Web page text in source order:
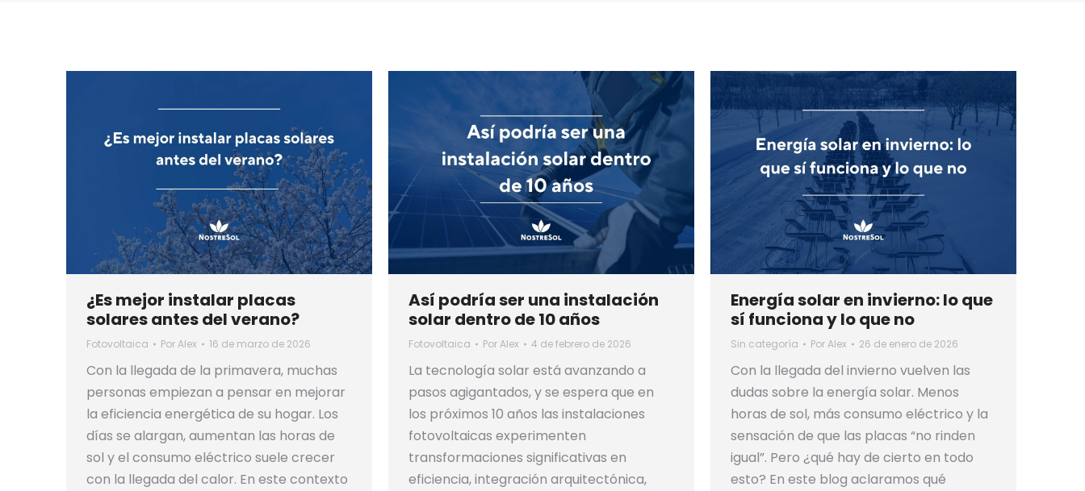
¿Es mejor instalar placas
solares antes del verano?
Fotovoltaica PorAlex 16 de marzo de 2026
Con la llegada de la primavera, muchas
personas empiezan a pensar en mejorar
la eficiencia energética de su hogar. Los
días se alargan, aumentan las horas de
sol y el consumo eléctrico suele crecer
con la llegada del calor. En este contexto
Así podría ser una instalación
solar dentro de 10 años
Fotovoltaica PorAlex 4 de febrero de 2026
La tecnología solar está avanzando a
pasos agigantados, y se espera que en
los próximos 10 años las instalaciones
fotovoltaicas experimenten
transformaciones significativas en
eficiencia, integración arquitectónica,
Energía solar en invierno: lo que
sí funciona y lo que no
Sin categoría PorAlex 26 de enero de 2026
Con la llegada del invierno vuelven las
dudas sobre la energía solar. Menos
horas de sol, más consumo eléctrico y la
sensación de que las placas “no rinden
igual”. Pero ¿qué hay de cierto en todo
esto? En este blog aclaramos qué